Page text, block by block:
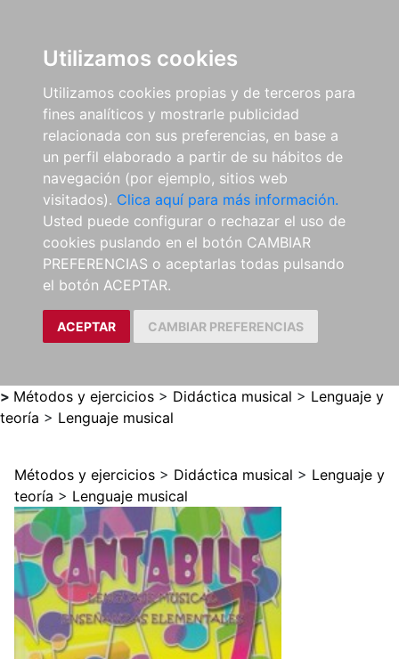
Utilizamos cookies
Utilizamos cookies propias y de terceros para
fines analíticos y mostrarle publicidad
relacionada con sus preferencias, en base a
un perfil elaborado a partir de su hábitos de
navegación (por ejemplo, sitios web
visitados). Clica aquí para más información.
Usted puede configurar o rechazar el uso de
cookies puslando en el botón CAMBIAR
PREFERENCIAS o aceptarlas todas pulsando
el botón ACEPTAR.
ACEPTAR CAMBIAR PREFERENCIAS
> Métodos y ejercicios > Didáctica musical > Lenguaje y
teoría > Lenguaje musical
Métodos y ejercicios > Didáctica musical > Lenguaje y
teoría > Lenguaje musical